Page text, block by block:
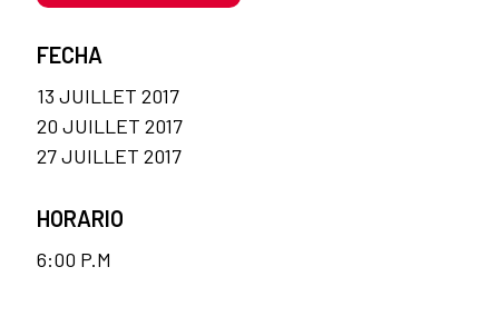
FECHA
13 JUILLET 2017
20 JUILLET 2017
27 JUILLET 2017
HORARIO
6:00 P.M